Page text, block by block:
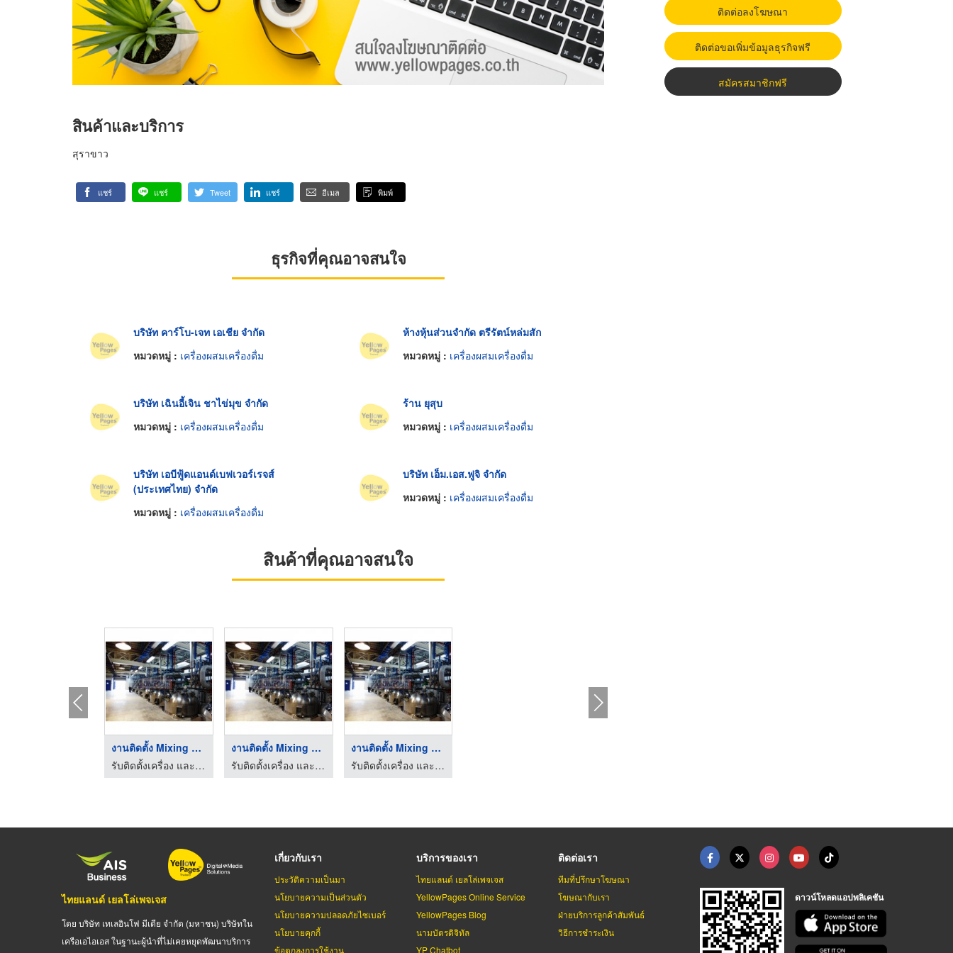
สินค้าและบริการ
สุราขาว
แชร์ แชร์ Tweet แชร์ อีเมล พิมพ์
ธุรกิจที่คุณอาจสนใจ
บริษัท คาร์โบ-เจท เอเชีย จำกัด
หมวดหมู่ : เครื่องผสมเครื่องดื่ม
ห้างหุ้นส่วนจำกัด ตรีรัตน์หล่มสัก
หมวดหมู่ : เครื่องผสมเครื่องดื่ม
บริษัท เฉินอี้เจิน ชาไข่มุข จำกัด
หมวดหมู่ : เครื่องผสมเครื่องดื่ม
ร้าน ยุสุบ
หมวดหมู่ : เครื่องผสมเครื่องดื่ม
บริษัท เอบีฟู้ดแอนด์เบฟเวอร์เรจส์
(ประเทศไทย) จำกัด
หมวดหมู่ : เครื่องผสมเครื่องดื่ม
บริษัท เอ็ม.เอส.ฟูจิ จำกัด
หมวดหมู่ : เครื่องผสมเครื่องดื่ม
สินค้าที่คุณอาจสนใจ
งานติดตั้ง Mixing Ta ...
รับติดตั้งเครื่อง และงานเดินระบบท่อ - ยูนิโฟร์ เอ็นจิเนียริ่ง
งานติดตั้ง Mixing Ta ...
รับติดตั้งเครื่อง และงานเดินระบบท่อ - ยูนิโฟร์ เอ็นจิเนียริ่ง
งานติดตั้ง Mixing Ta ...
รับติดตั้งเครื่อง และงานเดินระบบท่อ - ยูนิโฟร์ เอ็นจิเนียริ่ง
ติดต่อลงโฆษณา
ติดต่อขอเพิ่มข้อมูลธุรกิจฟรี
สมัครสมาชิกฟรี
ไทยแลนด์ เยลโล่เพจเจส
โดย บริษัท เทเลอินโฟ มีเดีย จำกัด (มหาชน) บริษัทใน
เครือเอไอเอส ในฐานะผู้นำที่ไม่เคยหยุดพัฒนาบริการ
เกี่ยวกับเรา
ประวัติความเป็นมา
นโยบายความเป็นส่วนตัว
นโยบายความปลอดภัยไซเบอร์
นโยบายคุกกี้
ข้อตกลงการใช้งาน
บริการของเรา
ไทยแลนด์ เยลโล่เพจเจส
YellowPages Online Service
YellowPages Blog
นามบัตรดิจิทัล
YP Chatbot
ติดต่อเรา
ทีมที่ปรึกษาโฆษณา
โฆษณากับเรา
ฝ่ายบริการลูกค้าสัมพันธ์
วิธีการชำระเงิน
ดาวน์โหลดแอปพลิเคชัน